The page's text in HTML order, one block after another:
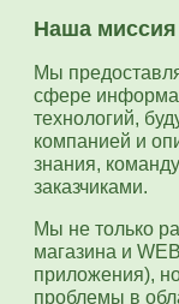
Наша миссия
Мы
сфере
технологий,
компанией и
знания,
заказчиками.
Мы не только
магазина и
приложения),
проблемы в